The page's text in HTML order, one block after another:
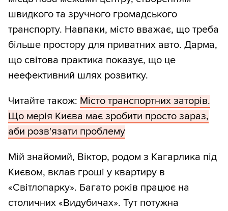
швидкого та зручного громадського
транспорту. Навпаки, місто вважає, що треба
більше простору для приватних авто. Дарма,
що світова практика показує, що це
неефективний шлях розвитку.
Читайте також: Місто транспортних заторів.
Що мерія Києва має зробити просто зараз,
аби розв'язати проблему
Мій знайомий, Віктор, родом з Кагарлика під
Києвом, вклав гроші у квартиру в
«Світлопарку». Багато років працює на
столичних «Видубичах». Тут потужна